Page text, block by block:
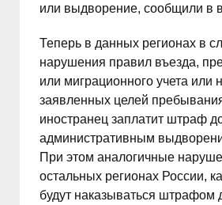
или выдворение, сообщили в
Теперь в данных регионах в
нарушения правил въезда,
или миграционного учета или
заявленных целей
иностранец заплатит штраф
административным
При этом аналогичные
остальных регионах России,
будут наказываться штрафом